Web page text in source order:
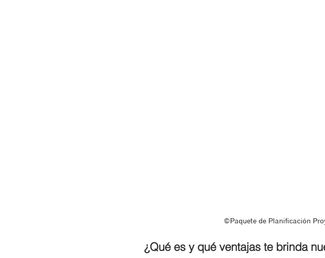
©Paquete de Planificación
¿Qué es y qué ventajas te brinda